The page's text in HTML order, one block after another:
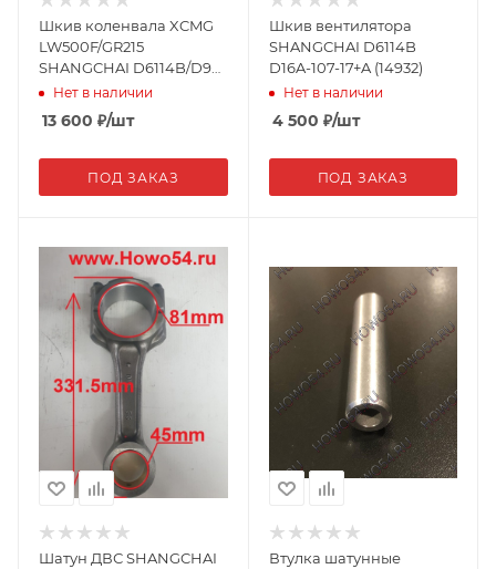
Шкив коленвала XCMG
LW500F/GR215
SHANGCHAI D6114B/D9
10055 D06A-002-34B
Нет в наличии
13 600 ₽/шт
ПОД ЗАКАЗ
Шкив вентилятора
SHANGCHAI D6114B
D16A-107-17+A (14932)
Нет в наличии
4 500 ₽/шт
ПОД ЗАКАЗ
Шатун ДВС SHANGCHAI
Втулка шатунные